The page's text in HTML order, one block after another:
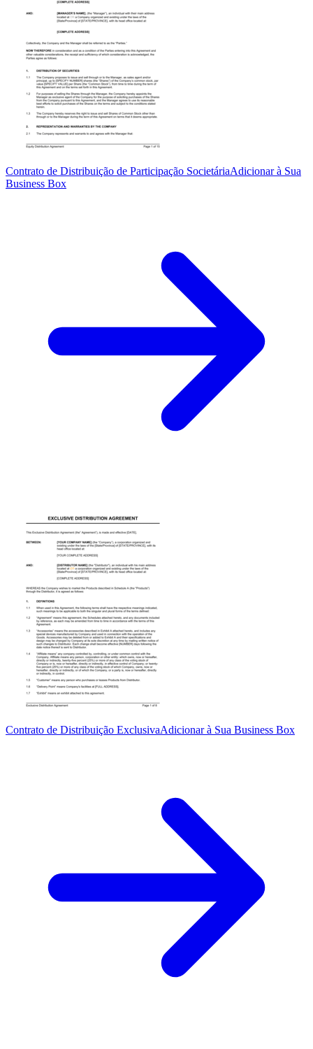
Contrato de Distribuição de Participação SocietáriaAdicionar à Sua
Business Box
Contrato de Distribuição ExclusivaAdicionar à Sua Business Box